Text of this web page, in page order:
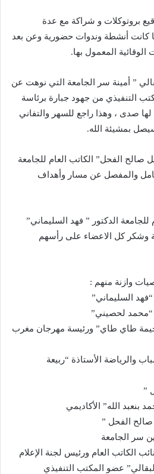
بروتوكلات و شراكة مع عدة
كانت أنشطة وندوات حضورية وعن بعد
الوقائية المعمول بها.
” أمينة سر الجامعة التي نوهت عن
التنفيذي من جهود جبارة برئاسة
صدى ، وهذا راجع للسهر والتفاني
بمشيئة الله.
صالح الفحل” الكاتب العام للجامعة
والمفصل عن مسار وأهداف
الدكتور ” فهد السليماني”
وشكر كل الاعضاء على رأسهم
وازنة منهم :
“فهد السليماني”
“محمد لحصيني”
طاي طاي” ورئيسة مهرجان مغرب
والرياضة الأستاذة “ربيعة
”
بنعبد الله” الأكاديمي
صالح الفحل ”
سر الجامعة
الكاتب العام ورئيس لجنة الإعلام
عضو المكتب التنفيذي